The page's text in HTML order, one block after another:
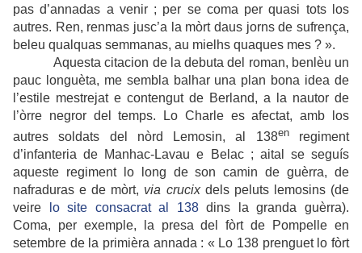
pas d’annadas a venir ; per se coma per quasi tots los
autres. Ren, renmas jusc’a la mòrt daus jorns de sufrença,
beleu qualquas semmanas, au mielhs quaques mes ? ».
Aquesta citacion de la debuta del roman, benlèu un
pauc longuèta, me sembla balhar una plan bona idea de
l’estile mestrejat e contengut de Berland, a la nautor de
l’òrre negror del temps. Lo Charle es afectat, amb los
autres soldats del nòrd Lemosin, al 138enregiment
d’infanteria de Manhac-Lavau e Belac ; aital se seguís
aqueste regiment lo long de son camin de guèrra, de
nafraduras e de mòrt, via crucixdels peluts lemosins (de
veire
lo site consacrat al 138dins la granda guèrra).
Coma, per exemple, la presa del fòrt de Pompelle en
setembre de la primièra annada : « Lo 138 prenguet lo fòrt